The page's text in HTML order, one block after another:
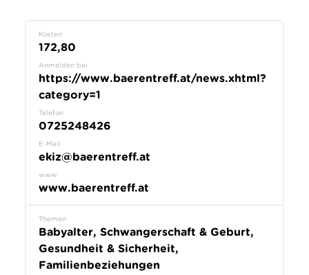
Kosten
172,80
Anmelden bei
https://www.baerentreff.at/news.xhtml?
category=1
Telefon
0725248426
E-Mail
ekiz@baerentreff.at
www
www.baerentreff.at
Themen
Babyalter, Schwangerschaft & Geburt,
Gesundheit & Sicherheit,
Familienbeziehungen